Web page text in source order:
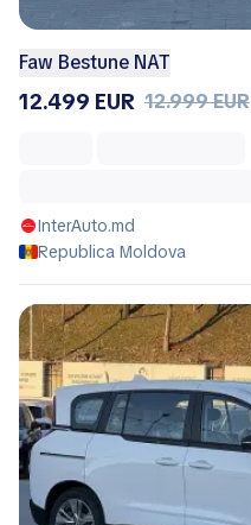
Faw Bestune NAT
12.499 EUR 12.999 EUR
InterAuto.md
Republica Moldova